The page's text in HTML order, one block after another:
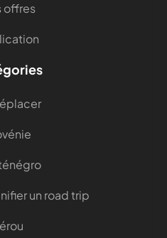
offres
un road trip